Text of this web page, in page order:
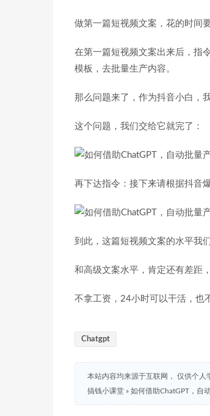
做第一篇短视频文案，花的时间
在第一篇短视频文案出来后，指
模板，去批量生产内容。
那么问题来了，作为抖音小白，
这个问题，我们交给它就完了：
再下达指令：接下来请根据抖音
到此，这篇短视频文案的水平我
和高级文案水平，肯定还有差距
不拿工资，24小时可以干活，也
Chatgpt
本站内容均来源于互联网， 仅供个
搞钱小课堂 » 如何借助ChatGPT，自